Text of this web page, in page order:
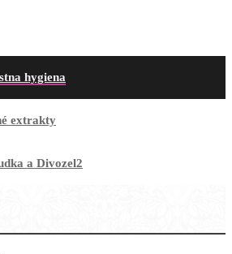
hygiena
extrakty
a Divozel2